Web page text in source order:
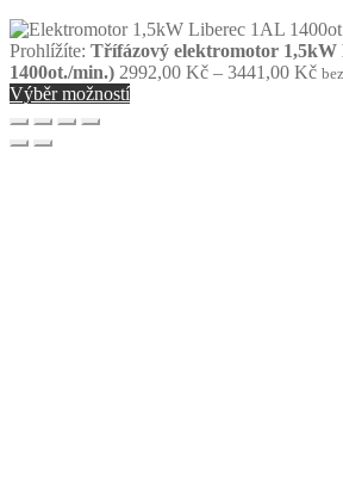
Prohlížíte: Třífázový elektromotor
1400ot./min.) 2992,00 Kč – 3441,00 Kč
Výběr možností